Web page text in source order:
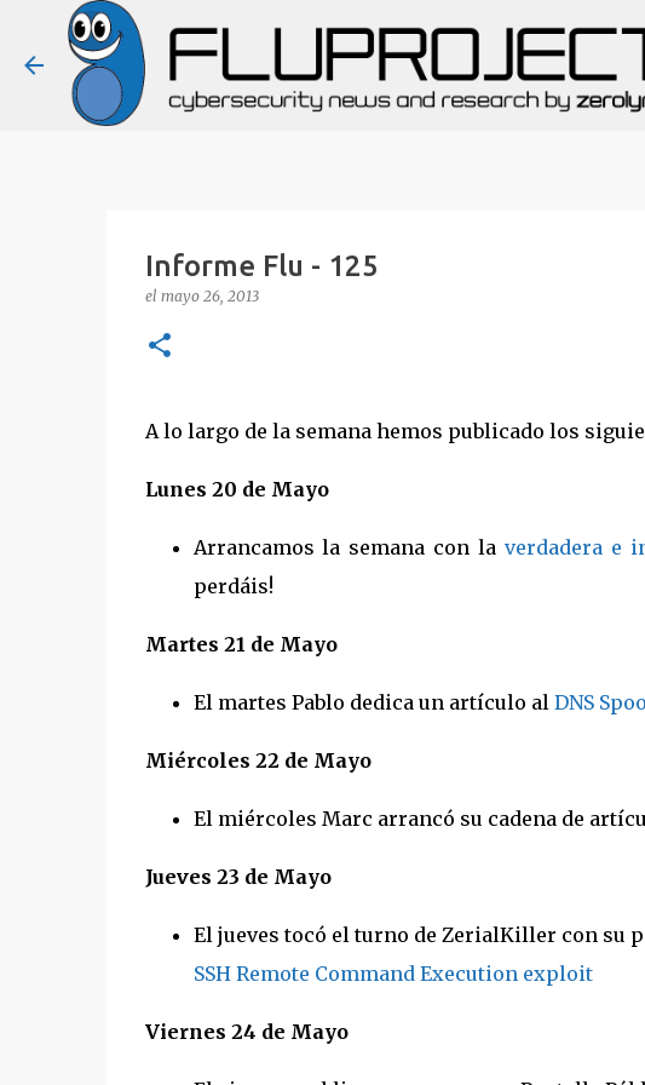
Informe Flu - 125
el mayo 26, 2013
A lo largo de la semana hemos publicado los
Lunes 20 de Mayo
Arrancamos la semana con laverdadera e
perdáis!
Martes 21 de Mayo
El martes Pablo dedica un artículo al DNS
Miércoles 22 de Mayo
El miércoles Marc arrancó su cadena de
Jueves 23 de Mayo
El jueves tocó el turno de ZerialKiller con su
SSH Remote Command Execution exploit
Viernes 24 de Mayo